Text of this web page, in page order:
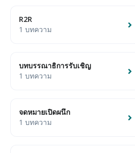
R2R
1 บทความ
บทบรรณาธิการรับเชิญ
1 บทความ
จดหมายเปิดผนึก
1 บทความ